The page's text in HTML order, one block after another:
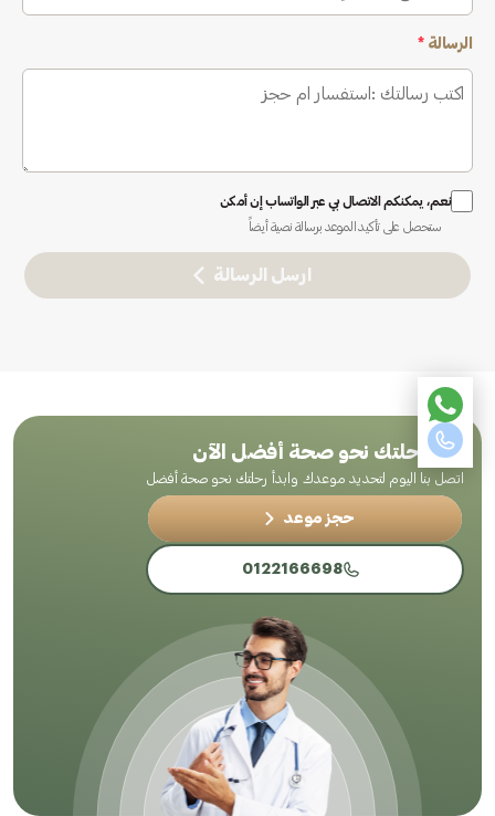
الرسالة *
نعم، يمكنكم الاتصال بي عبر الواتساب إن أمكن
ستحصل على تأكيد الموعد برسالة نصية أيضاً
ارسل الرسالة
ابدأ رحلتك نحو صحة أفضل الآن
اتصل بنا اليوم لتحديد موعدك وابدأ رحلتك نحو صحة أفضل
حجز موعد
0122166698